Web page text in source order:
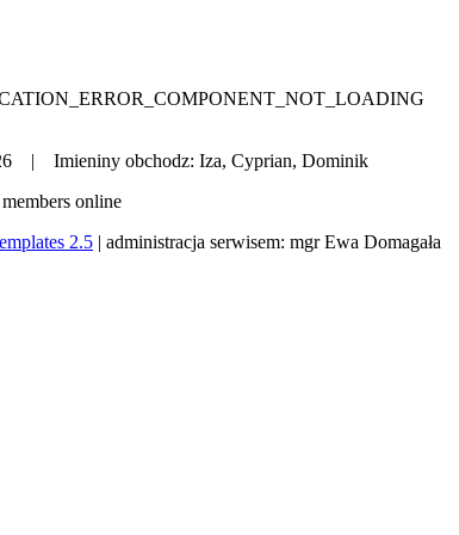
| Imieniny obchodz: Iza, Cyprian, Dominik
online
2.5 | administracja serwisem: mgr Ewa Domagała